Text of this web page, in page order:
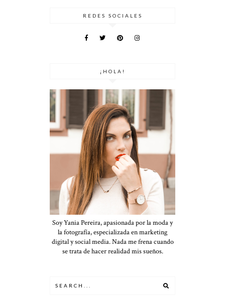
REDES SOCIALES
¡HOLA!
Soy Yania Pereira, apasionada por la moda y
la fotografía, especializada en marketing
digital y social media. Nada me frena cuando
se trata de hacer realidad mis sueños.